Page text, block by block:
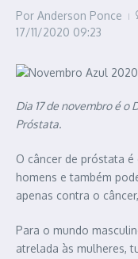
Por Anderson Ponce
17/11/2020 09:23
Dia 17 de novembro é o
Próstata.
O câncer de próstata
homens e também
apenas contra o
Para o mundo
atrelada às mulheres,